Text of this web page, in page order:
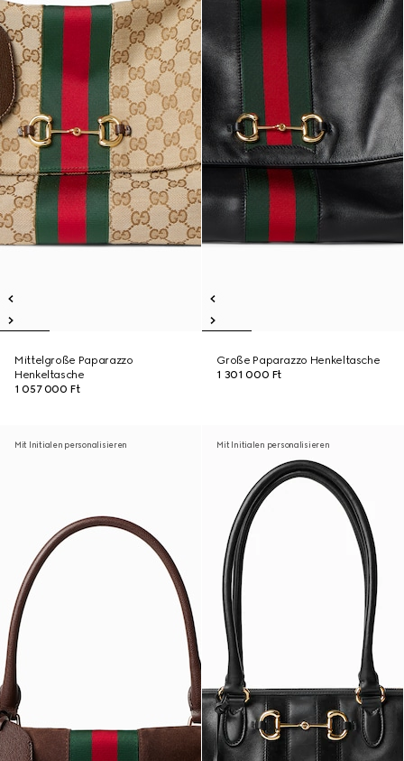
Mittelgroße Paparazzo
Henkeltasche
1 057 000 Ft
Große Paparazzo Henkeltasche
1 301 000 Ft
Mit Initialen personalisieren Mit Initialen personalisieren